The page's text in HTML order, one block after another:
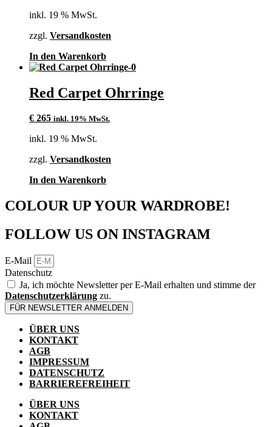
inkl. 19 % MwSt.
zzgl. Versandkosten
In den Warenkorb
Red Carpet Ohrringe
€ 265 inkl. 19% MwSt.
inkl. 19 % MwSt.
zzgl. Versandkosten
In den Warenkorb
COLOUR UP YOUR WARDROBE!
FOLLOW US ON INSTAGRAM
E-Mail
Datenschutz
Ja, ich möchte Newsletter per E-Mail erhalten und stimme der
Datenschutzerklärung zu.
FÜR NEWSLETTER ANMELDEN
ÜBER UNS
KONTAKT
AGB
IMPRESSUM
DATENSCHUTZ
BARRIEREFREIHEIT
ÜBER UNS
KONTAKT